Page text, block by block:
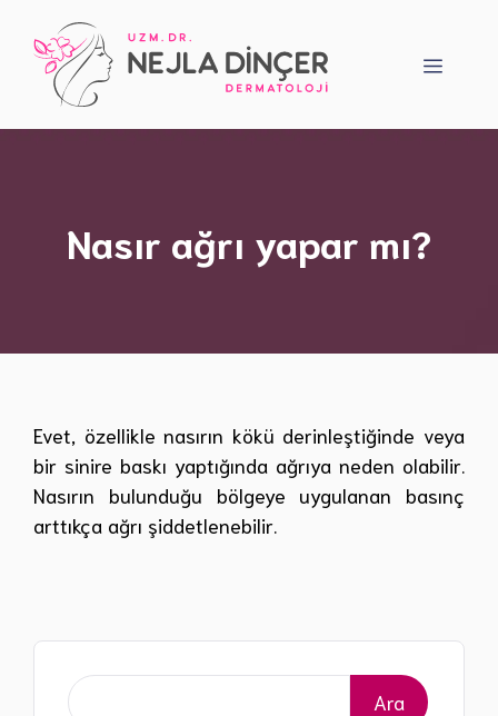
Menü
Nasır ağrı yapar mı?
Evet, özellikle nasırın kökü derinleştiğinde veya
bir sinire baskı yaptığında ağrıya neden olabilir.
Nasırın bulunduğu bölgeye uygulanan basınç
arttıkça ağrı şiddetlenebilir.
Ara Ara